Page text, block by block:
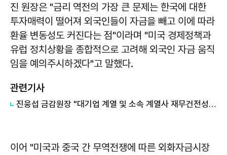
진 원장은 "금리 역전의 가장 큰 문제는 한국에 대한
투자매력이 떨어져 외국인들이 자금을 빼고 이에 따라
환율 변동성도 커진다는 점"이라며 "미국 경제정책과
유럽 정치상황을 종합적으로 고려해 외국인 자금 움직
임을 예의주시하겠다"고 말했다.
관련기사
진웅섭 금감원장 "대기업 계열 및 소속 계열사 재무건전성 들여다 보겠다"
이어 "미국과 중국 간 무역전쟁에 따른 외화자금시장